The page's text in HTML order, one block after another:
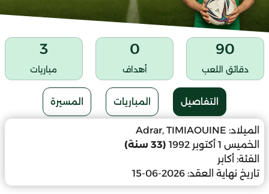
90
دقائق اللعب
0
أهداف
3
مباريات
التفاصيل المباريات المسيرة
الميلاد: Adrar, TIMIAOUINE
الخميس 1 أكتوبر 1992
(33 سنة)
الفئة: أكابر
تاريخ نهاية العقد: 2026-06-15